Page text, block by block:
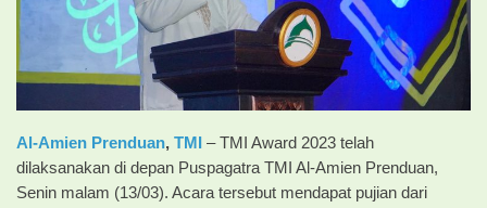
Al-Amien Prenduan, TMI
– TMI Award 2023 telah
dilaksanakan di depan Puspagatra TMI Al-Amien Prenduan,
Senin malam (13/03). Acara tersebut mendapat pujian dari